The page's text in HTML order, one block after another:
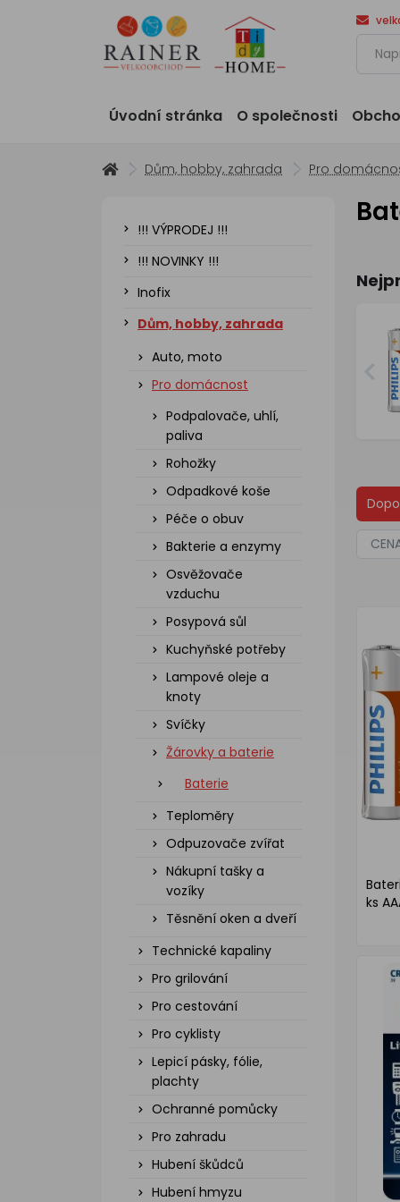
Úvodní stránka O společnosti
Dům, hobby, zahrada Pro
!!! VÝPRODEJ !!!
!!! NOVINKY !!!
Inofix
Dům, hobby, zahrada
Auto, moto
Pro domácnost
Podpalovače, uhlí,
paliva
Rohožky
Odpadkové koše
Péče o obuv
Bakterie a enzymy
Osvěžovače
vzduchu
Posypová sůl
Kuchyňské potřeby
Lampové oleje a
knoty
Svíčky
Žárovky a baterie
Baterie
Teploměry
Odpuzovače zvířat
Nákupní tašky a
vozíky
Těsnění oken a dveří
Technické kapaliny
Pro grilování
Pro cestování
Pro cyklisty
Lepicí pásky, fólie,
plachty
Ochranné pomůcky
Pro zahradu
Hubení škůdců
Hubení hmyzu
ks